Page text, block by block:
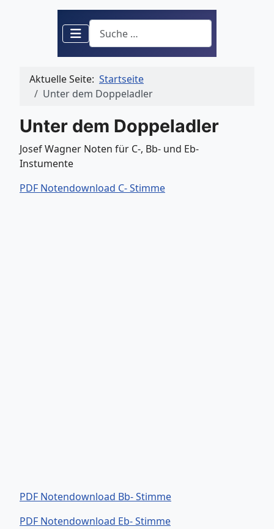
Suchen
Aktuelle Seite: Startseite
Unter dem Doppeladler
Unter dem Doppeladler
Josef Wagner Noten für C-, Bb- und Eb-
Instumente
PDF Notendownload C- Stimme
PDF Notendownload Bb- Stimme
PDF Notendownload Eb- Stimme